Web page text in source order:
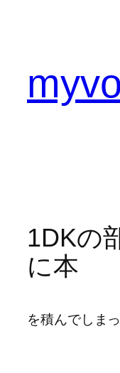
myvo
1DKの
に本
を積んでしま